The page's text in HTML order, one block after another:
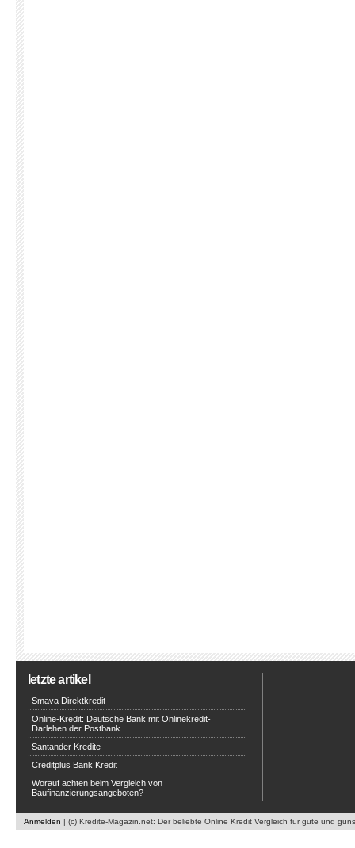
letzte artikel
Smava Direktkredit
Online-Kredit: Deutsche Bank mit Onlinekredit-
Darlehen der Postbank
Santander Kredite
Creditplus Bank Kredit
Worauf achten beim Vergleich von
Baufinanzierungsangeboten?
Anmelden | (c) Kredite-Magazin.net: Der beliebte Online Kredit Vergleich für gute und